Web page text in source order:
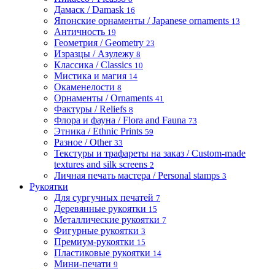
Дамаск / Damask 16
Японские орнаменты / Japanese ornaments 13
Античность 19
Геометрия / Geometry 23
Изразцы / Азулежу 8
Классика / Classics 10
Мистика и магия 14
Окаменелости 8
Орнаменты / Ornaments 41
Фактуры / Reliefs 8
Флора и фауна / Flora and Fauna 73
Этника / Ethnic Prints 59
Разное / Other 33
Текстуры и трафареты на заказ / Custom-made
textures and silk screens 2
Личная печать мастера / Personal stamps 3
Рукоятки
Для сургучных печатей 7
Деревянные рукоятки 15
Металлические рукоятки 7
Фигурные рукоятки 3
Премиум-рукоятки 15
Пластиковые рукоятки 14
Мини-печати 9